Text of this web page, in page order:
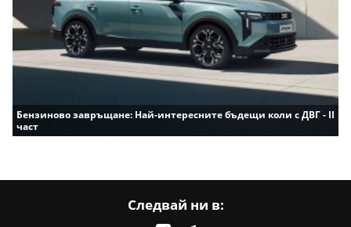
Бензиново завръщане: Най-интересните бъдещи коли с ДВГ - II
част
Следвай ни в: